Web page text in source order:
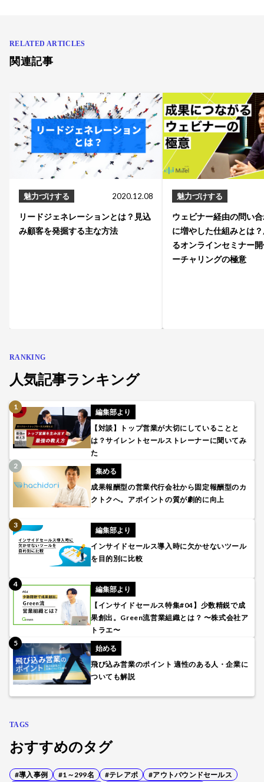
RELATED ARTICLES
関連記事
魅力づけする 2020.12.08
リードジェネレーションとは？見込
み顧客を発掘する主な方法
魅力づけする
ウェビナー経由の問い
に増やした仕組みとは
るオンラインセミナー
ーチャリングの極意
RANKING
人気記事ランキング
編集部より
【対談】トップ営業が大切にしていることと
は？サイレントセールストレーナーに聞いてみ
た
集める
成果報酬型の営業代行会社から固定報酬型のカ
クトクへ。アポイントの質が劇的に向上
編集部より
インサイドセールス導入時に欠かせないツール
を目的別に比較
編集部より
【インサイドセールス特集#04】少数精鋭で成
果創出。Green流営業組織とは？ 〜株式会社ア
トラエ〜
始める
飛び込み営業のポイント 適性のある人・企業に
ついても解説
TAGS
おすすめのタグ
#導入事例 #1～299名 #テレアポ
#アウトバウンドセールス